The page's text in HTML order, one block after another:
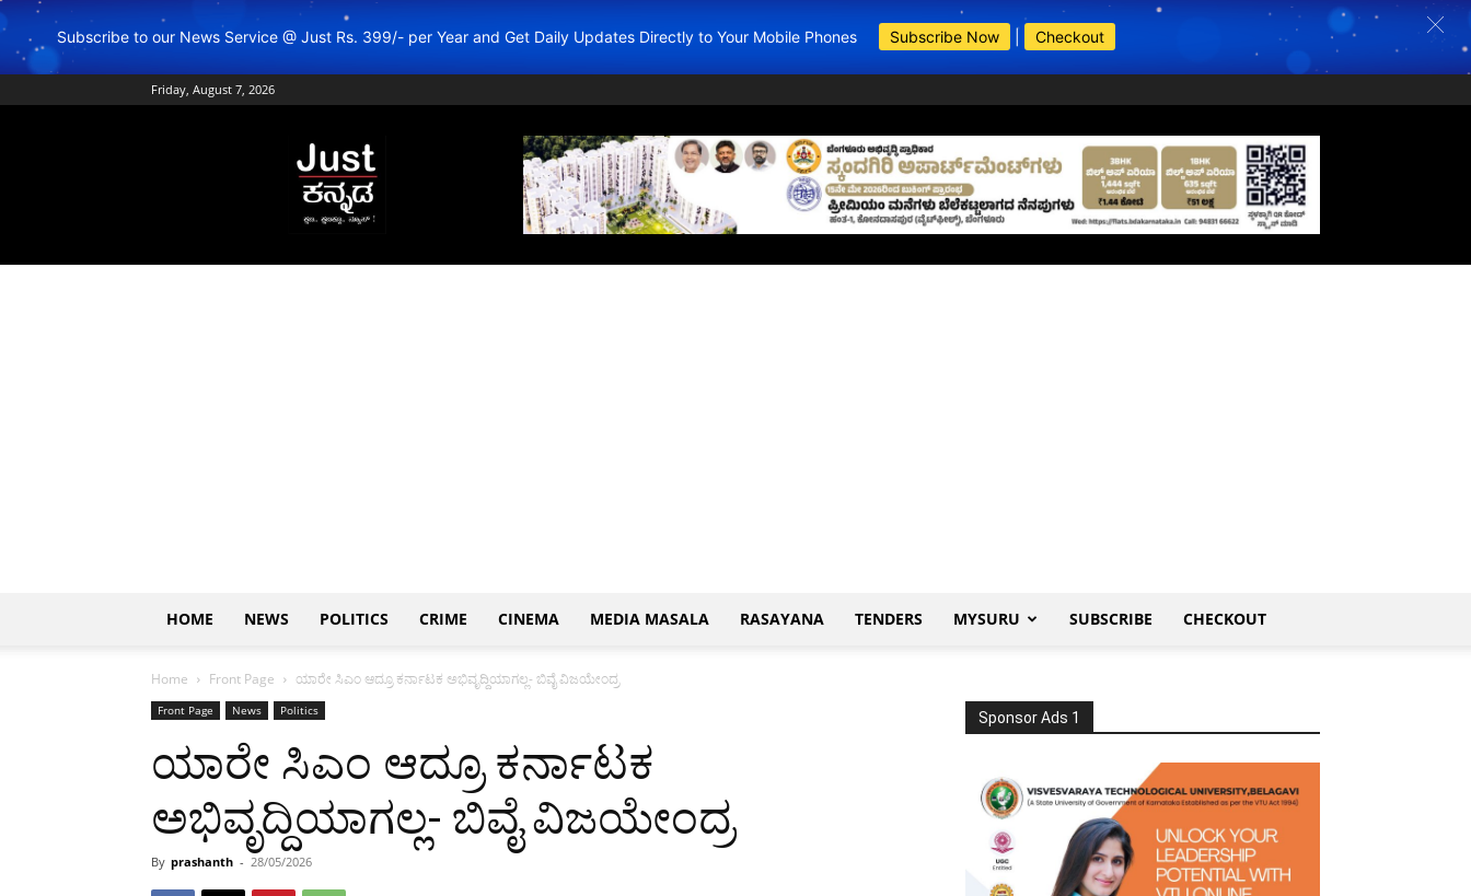
Subscribe to our News Service @ Just Rs. 399/- per Year and Get Daily Updates Directly to Your Mobile Phones Subscribe Now Checkout
Friday, August 7, 2026
Just
Kannada
–
Online
News
ಕನ್ನಡ
BDA Apartments
HOME NEWS POLITICS CRIME CINEMA MEDIA MASALA RASAYANA TENDERS MYSURU SUBSCRIBE CHECKOUT
Home Front Page ಯಾರೇ ಸಿಎಂ ಆದ್ರೂ ಕರ್ನಾಟಕ ಅಭಿವೃದ್ದಿಯಾಗಲ್ಲ- ಬಿವೈ ವಿಜಯೇಂದ್ರ
Front Page News Politics
ಯಾರೇ ಸಿಎಂ ಆದ್ರೂ ಕರ್ನಾಟಕ
ಅಭಿವೃದ್ದಿಯಾಗಲ್ಲ- ಬಿವೈ ವಿಜಯೇಂದ್ರ
By prashanth - 28/05/2026
Sponsor Ads 1